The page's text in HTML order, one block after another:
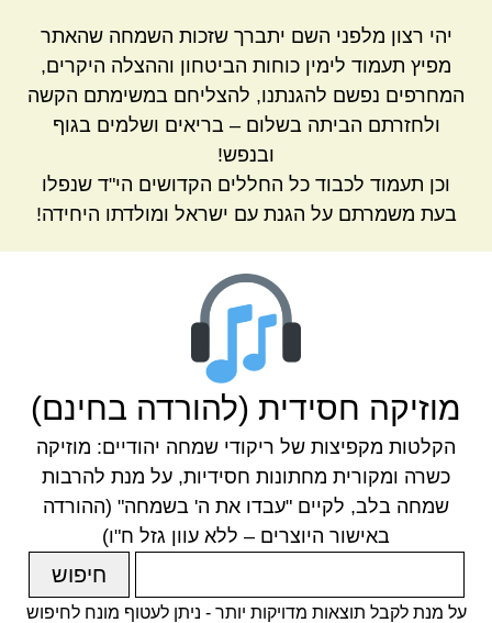
יהי רצון מלפני השם יתברך שזכות השמחה שהאתר
מפיץ תעמוד לימין כוחות הביטחון וההצלה היקרים,
המחרפים נפשם להגנתנו, להצליחם במשימתם הקשה
ולחזרתם הביתה בשלום – בריאים ושלמים בגוף
ובנפש!
וכן תעמוד לכבוד כל החללים הקדושים הי"ד שנפלו
בעת משמרתם על הגנת עם ישראל ומולדתו היחידה!
מוזיקה חסידית (להורדה בחינם)
הקלטות מקפיצות של ריקודי שמחה יהודיים: מוזיקה
כשרה ומקורית מחתונות חסידיות, על מנת להרבות
שמחה בלב, לקיים "עבדו את ה' בשמחה" (ההורדה
באישור היוצרים – ללא עוון גזל ח"ו)
על מנת לקבל תוצאות מדויקות יותר - ניתן לעטוף מונח לחיפוש